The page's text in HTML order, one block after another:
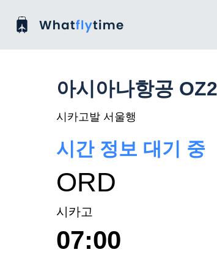
아시아나항공
시카고발 서울행
시간 정보 대기 중
ORD
시카고
07:00